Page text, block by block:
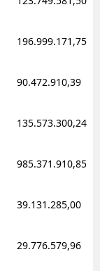
196.999.171,75
90.472.910,39
135.573.300,24
985.371.910,85
39.131.285,00
29.776.579,96